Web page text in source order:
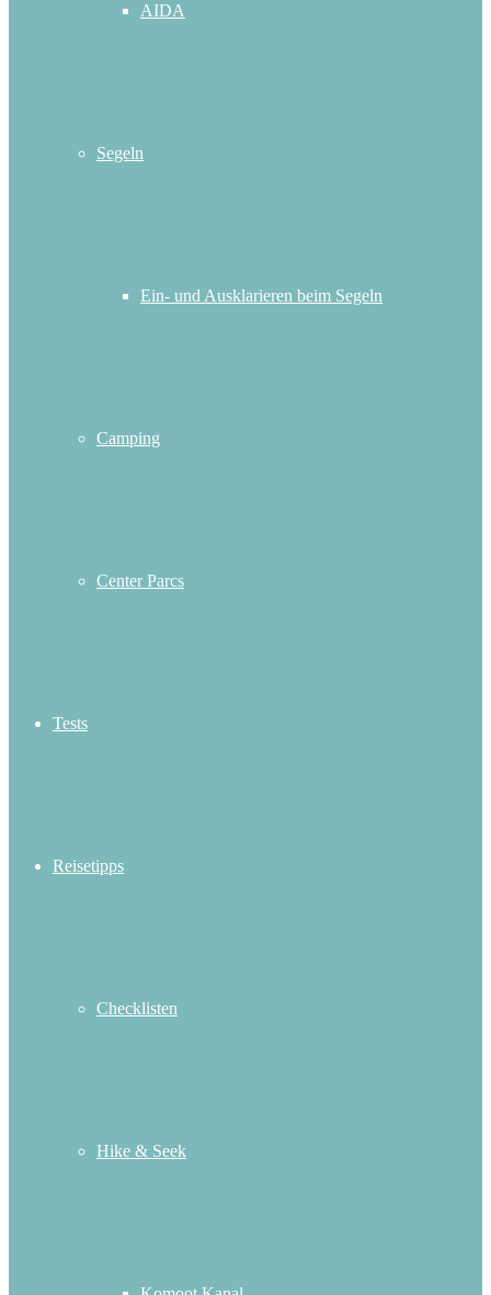
AIDA
Segeln
Ein- und Ausklarieren beim Segeln
Camping
Center Parcs
Tests
Reisetipps
Checklisten
Hike & Seek